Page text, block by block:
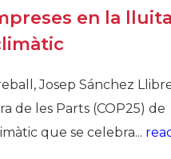
en la
Josep Sánchez
de les Parts (COP25) de
que se celebra...